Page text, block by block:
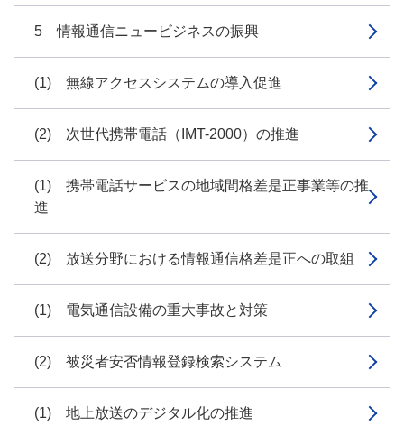
5 情報通信ニュービジネスの振興
(1) 無線アクセスシステムの導入促進
(2) 次世代携帯電話（IMT-2000）の推進
(1) 携帯電話サービスの地域間格差是正事業等の推
進
(2) 放送分野における情報通信格差是正への取組
(1) 電気通信設備の重大事故と対策
(2) 被災者安否情報登録検索システム
(1) 地上放送のデジタル化の推進